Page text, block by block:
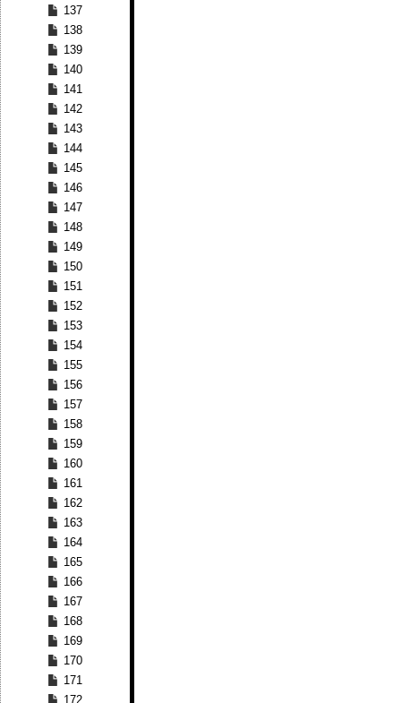
137
138
139
140
141
142
143
144
145
146
147
148
149
150
151
152
153
154
155
156
157
158
159
160
161
162
163
164
165
166
167
168
169
170
171
172